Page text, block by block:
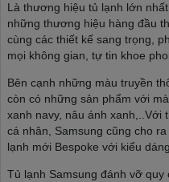
Là thương hiệu tủ lạnh lớn
những thương hiệu hàng đầu
cùng các thiết kế sang trọng,
mọi không gian, tự tin khoe
Bên cạnh những màu truyền
còn có những sản phẩm với
xanh navy, nâu ánh xanh,..Với
cá nhân, Samsung cũng cho
lạnh mới Bespoke với kiểu
Tủ lạnh Samsung đánh vỡ